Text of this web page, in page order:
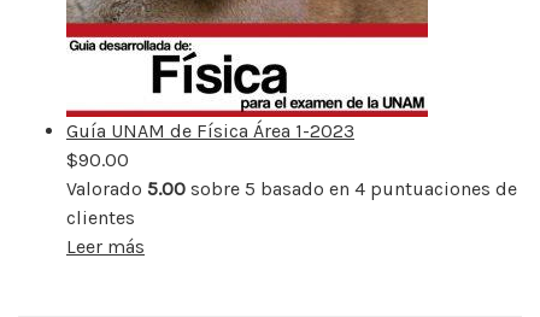
Guía UNAM de Física Área 1-2023
$90.00
Valorado 5.00 sobre 5 basado en 4 puntuaciones de
clientes
Leer más